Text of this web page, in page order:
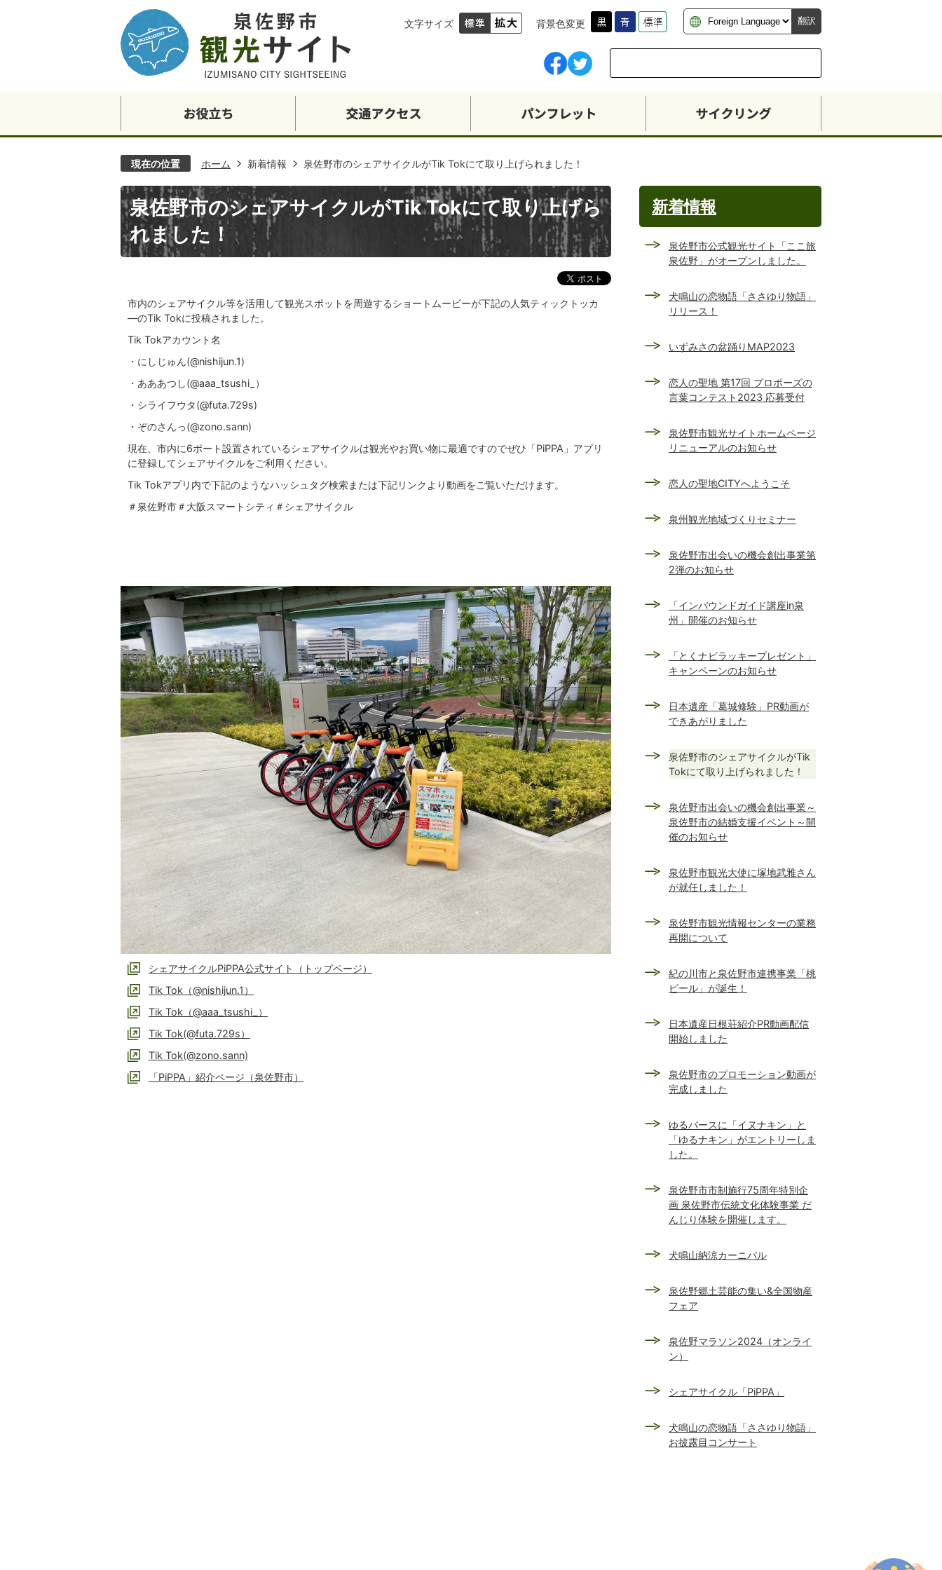
文字サイズ 背景色変更 翻訳
現在の位置 ホーム 新着情報 泉佐野市のシェアサイクルがTik Tokにて取り上げられました！
泉佐野市のシェアサイクルがTik Tokにて取り上げら
れました！
市内のシェアサイクル等を活用して観光スポットを周遊するショートムービーが下記の人気ティックトッカ
―のTik Tokに投稿されました。
Tik Tokアカウント名
・にしじゅん(@nishijun.1)
・あああつし(@aaa_tsushi_）
・シライフウタ(@futa.729s)
・ぞのさんっ(@zono.sann)
現在、市内に6ポート設置されているシェアサイクルは観光やお買い物に最適ですのでぜひ「PiPPA」アプリ
に登録してシェアサイクルをご利用ください。
Tik Tokアプリ内で下記のようなハッシュタグ検索または下記リンクより動画をご覧いただけます。
＃泉佐野市＃大阪スマートシティ＃シェアサイクル
シェアサイクルPiPPA公式サイト（トップページ）
Tik Tok（@nishijun.1）
Tik Tok（@aaa_tsushi_）
Tik Tok(@futa.729s）
Tik Tok(@zono.sann)
「PiPPA」紹介ページ（泉佐野市）
新着情報
泉佐野市公式観光サイト「ここ旅
泉佐野」がオープンしました。
犬鳴山の恋物語「ささゆり物語」
リリース！
いずみさの盆踊りMAP2023
恋人の聖地 第17回 プロポーズの
言葉コンテスト2023 応募受付
泉佐野市観光サイトホームページ
リニューアルのお知らせ
恋人の聖地CITYへようこそ
泉州観光地域づくりセミナー
泉佐野市出会いの機会創出事業第
2弾のお知らせ
「インバウンドガイド講座in泉
州」開催のお知らせ
「とくナビラッキープレゼント」
キャンペーンのお知らせ
日本遺産「葛城修験」PR動画が
できあがりました
泉佐野市のシェアサイクルがTik
Tokにて取り上げられました！
泉佐野市出会いの機会創出事業～
泉佐野市の結婚支援イベント～開
催のお知らせ
泉佐野市観光大使に塚地武雅さん
が就任しました！
泉佐野市観光情報センターの業務
再開について
紀の川市と泉佐野市連携事業「桃
ビール」が誕生！
日本遺産日根荘紹介PR動画配信
開始しました
泉佐野市のプロモーション動画が
完成しました
ゆるバースに「イヌナキン」と
「ゆるナキン」がエントリーしま
した。
泉佐野市市制施行75周年特別企
画 泉佐野市伝統文化体験事業 だ
んじり体験を開催します。
犬鳴山納涼カーニバル
泉佐野郷土芸能の集い&全国物産
フェア
泉佐野マラソン2024（オンライ
ン）
シェアサイクル「PiPPA」
犬鳴山の恋物語「ささゆり物語」
お披露目コンサート